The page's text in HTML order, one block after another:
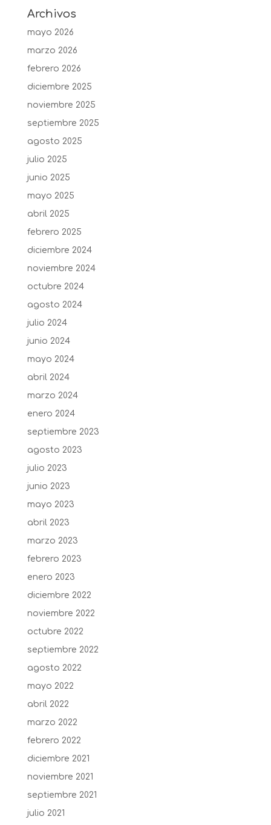
Archivos
mayo 2026
marzo 2026
febrero 2026
diciembre 2025
noviembre 2025
septiembre 2025
agosto 2025
julio 2025
junio 2025
mayo 2025
abril 2025
febrero 2025
diciembre 2024
noviembre 2024
octubre 2024
agosto 2024
julio 2024
junio 2024
mayo 2024
abril 2024
marzo 2024
enero 2024
septiembre 2023
agosto 2023
julio 2023
junio 2023
mayo 2023
abril 2023
marzo 2023
febrero 2023
enero 2023
diciembre 2022
noviembre 2022
octubre 2022
septiembre 2022
agosto 2022
mayo 2022
abril 2022
marzo 2022
febrero 2022
diciembre 2021
noviembre 2021
septiembre 2021
julio 2021